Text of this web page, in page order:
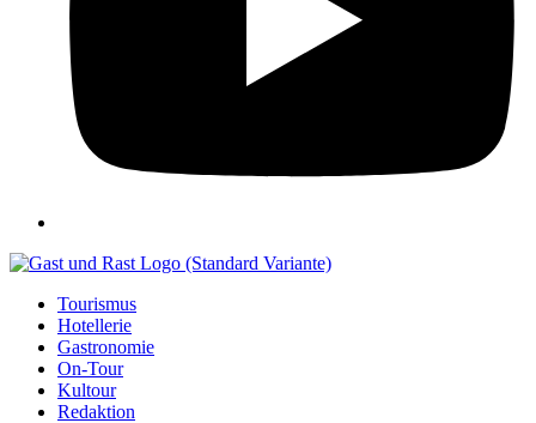
Tourismus
Hotellerie
Gastronomie
On-Tour
Kultour
Redaktion